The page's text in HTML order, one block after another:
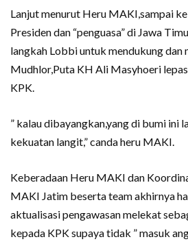
Lanjut menurut Heru MAKI,sampai
Presiden dan “penguasa” di Jawa
langkah Lobbi untuk mendukung dan
Mudhlor,Puta KH Ali Masyhoeri
KPK.
” kalau dibayangkan,yang di bumi ini
kekuatan langit,” canda heru MAKI.
Keberadaan Heru MAKI dan
MAKI Jatim beserta team akhirnya
aktualisasi pengawasan melekat
kepada KPK supaya tidak ” masuk